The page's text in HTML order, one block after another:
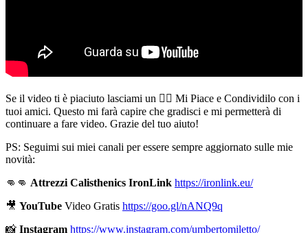
Se il video ti è piaciuto lasciami un 👍🏻 Mi Piace e Condividilo con i
tuoi amici. Questo mi farà capire che gradisci e mi permetterà di
continuare a fare video. Grazie del tuo aiuto!
PS: Seguimi sui miei canali per essere sempre aggiornato sulle mie
novità:
👊👊 Attrezzi Calisthenics IronLink https://ironlink.eu/
🎥 YouTube Video Gratis https://goo.gl/nANQ9q
📸 Instagram https://www.instagram.com/umbertomiletto/